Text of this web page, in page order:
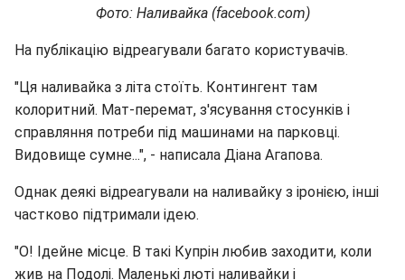
Фото: Наливайка (facebook.com)
На публікацію відреагували багато користувачів.
"Ця наливайка з літа стоїть. Контингент там
колоритний. Мат-перемат, з'ясування стосунків і
справляння потреби під машинами на парковці.
Видовище сумне...", - написала Діана Агапова.
Однак деякі відреагували на наливайку з іронією, інші
частково підтримали ідею.
"О! Ідейне місце. В такі Купрін любив заходити, коли
жив на Подолі. Маленькі люті наливайки і